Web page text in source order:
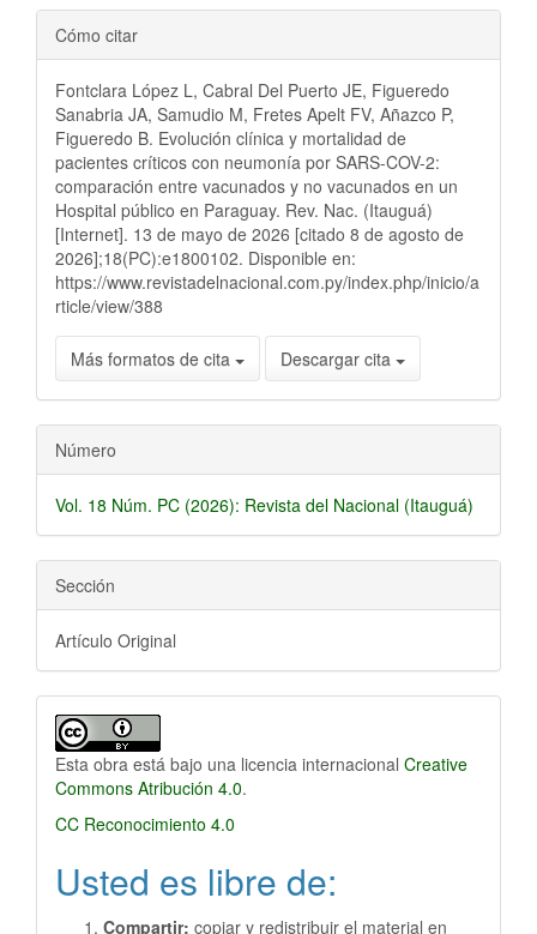
Detalles
del
artículo
Cómo citar
Fontclara López L, Cabral Del Puerto JE, Figueredo
Sanabria JA, Samudio M, Fretes Apelt FV, Añazco P,
Figueredo B. Evolución clínica y mortalidad de
pacientes críticos con neumonía por SARS-COV-2:
comparación entre vacunados y no vacunados en un
Hospital público en Paraguay. Rev. Nac. (Itauguá)
[Internet]. 13 de mayo de 2026 [citado 8 de agosto de
2026];18(PC):e1800102. Disponible en:
https://www.revistadelnacional.com.py/index.php/inicio/a
rticle/view/388
Más formatos de cita Descargar cita
Número
Vol. 18 Núm. PC (2026): Revista del Nacional (Itauguá)
Sección
Artículo Original
Esta obra está bajo una licencia internacional Creative
Commons Atribución 4.0.
CC Reconocimiento 4.0
Usted es libre de:
Compartir: copiar y redistribuir el material en